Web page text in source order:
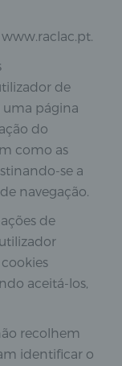
de
uma página
do
como as
se a
navegação.
de
aceitá-los,
recolhem
identificar o